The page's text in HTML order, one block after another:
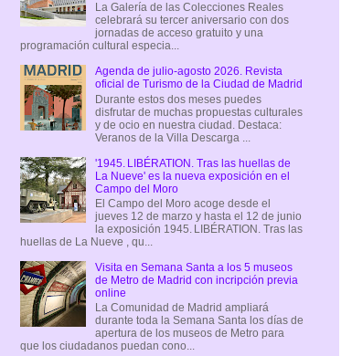
La Galería de las Colecciones Reales
celebrará su tercer aniversario con dos
jornadas de acceso gratuito y una
programación cultural especia...
Agenda de julio-agosto 2026. Revista
oficial de Turismo de la Ciudad de Madrid
Durante estos dos meses puedes
disfrutar de muchas propuestas culturales
y de ocio en nuestra ciudad. Destaca:
Veranos de la Villa Descarga ...
'1945. LIBÉRATION. Tras las huellas de
La Nueve' es la nueva exposición en el
Campo del Moro
El Campo del Moro acoge desde el
jueves 12 de marzo y hasta el 12 de junio
la exposición 1945. LIBÉRATION. Tras las
huellas de La Nueve , qu...
Visita en Semana Santa a los 5 museos
de Metro de Madrid con incripción previa
online
La Comunidad de Madrid ampliará
durante toda la Semana Santa los días de
apertura de los museos de Metro para
que los ciudadanos puedan cono...